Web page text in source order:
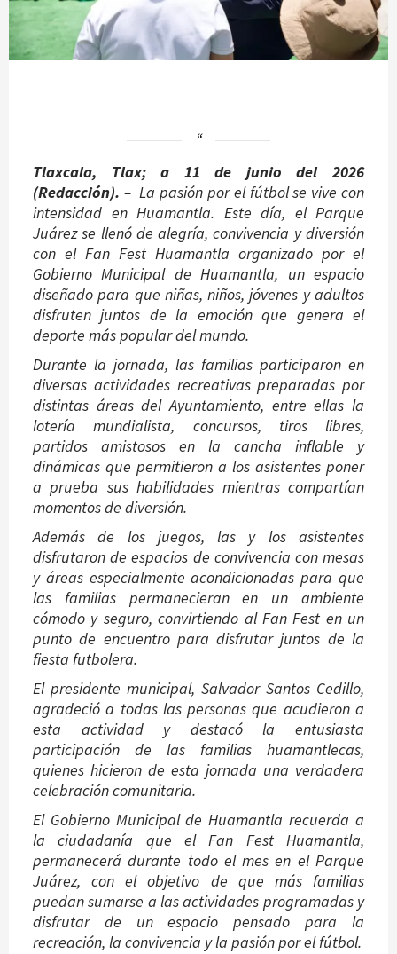
Tlaxcala, Tlax; a 11 de junio del 2026
(Redacción). –La pasión por el fútbol se vive con
intensidad en Huamantla. Este día, el Parque
Juárez se llenó de alegría, convivencia y diversión
con el Fan Fest Huamantla organizado por el
Gobierno Municipal de Huamantla, un espacio
diseñado para que niñas, niños, jóvenes y adultos
disfruten juntos de la emoción que genera el
deporte más popular del mundo.
Durante la jornada, las familias participaron en
diversas actividades recreativas preparadas por
distintas áreas del Ayuntamiento, entre ellas la
lotería mundialista, concursos, tiros libres,
partidos amistosos en la cancha inflable y
dinámicas que permitieron a los asistentes poner
a prueba sus habilidades mientras compartían
momentos de diversión.
Además de los juegos, las y los asistentes
disfrutaron de espacios de convivencia con mesas
y áreas especialmente acondicionadas para que
las familias permanecieran en un ambiente
cómodo y seguro, convirtiendo al Fan Fest en un
punto de encuentro para disfrutar juntos de la
fiesta futbolera.
El presidente municipal, Salvador Santos Cedillo,
agradeció a todas las personas que acudieron a
esta actividad y destacó la entusiasta
participación de las familias huamantlecas,
quienes hicieron de esta jornada una verdadera
celebración comunitaria.
El Gobierno Municipal de Huamantla recuerda a
la ciudadanía que el Fan Fest Huamantla,
permanecerá durante todo el mes en el Parque
Juárez, con el objetivo de que más familias
puedan sumarse a las actividades programadas y
disfrutar de un espacio pensado para la
recreación, la convivencia y la pasión por el fútbol.